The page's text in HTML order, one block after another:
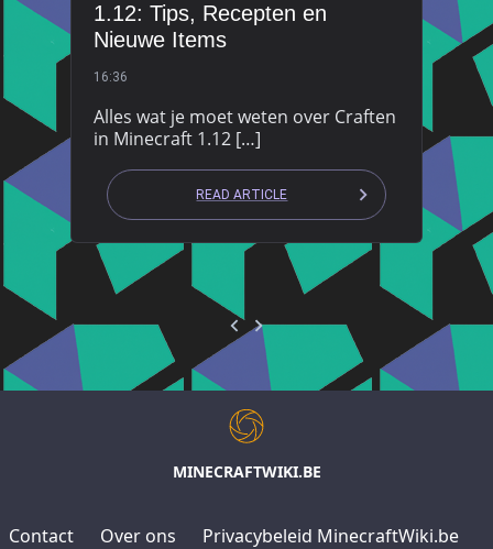
1.12: Tips, Recepten en
Nieuwe Items
16:36
Alles wat je moet weten over Craften
in Minecraft 1.12 […]
READ ARTICLE
MINECRAFTWIKI.BE
Contact Over ons
Privacybeleid MinecraftWiki.be